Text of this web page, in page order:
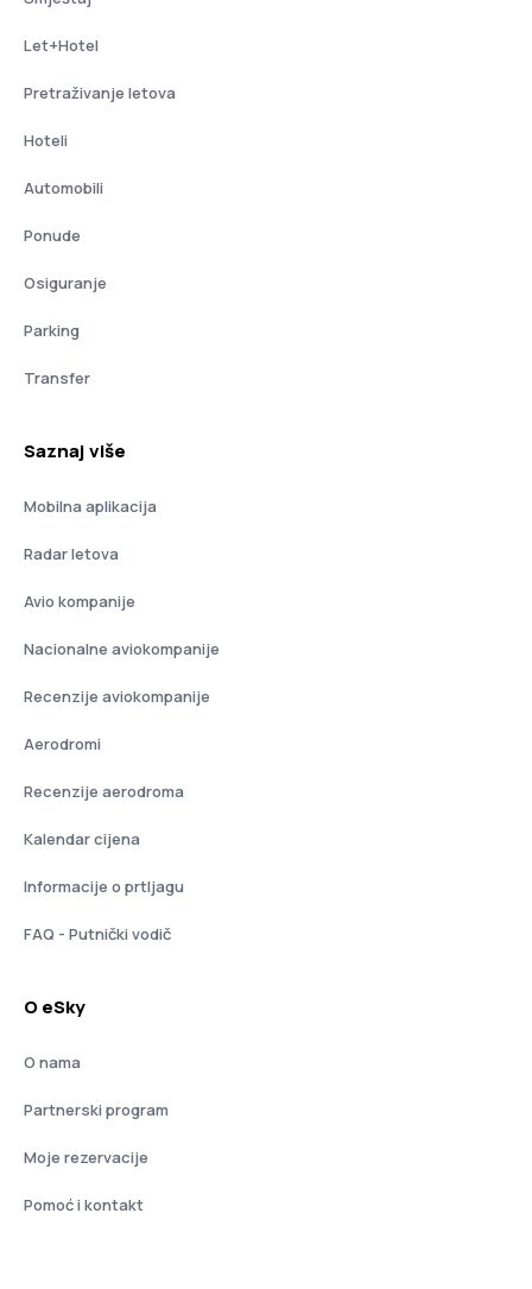
Let+Hotel
Pretraživanje letova
Hoteli
Automobili
Ponude
Osiguranje
Parking
Transfer
Saznaj više
Mobilna aplikacija
Radar letova
Avio kompanije
Nacionalne aviokompanije
Recenzije aviokompanije
Aerodromi
Recenzije aerodroma
Kalendar cijena
Informacije o prtljagu
FAQ - Putnički vodič
O eSky
O nama
Partnerski program
Moje rezervacije
Pomoć i kontakt